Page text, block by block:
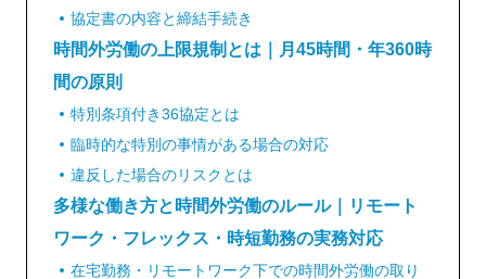
協定書の内容と締結手続き
時間外労働の上限規制とは｜月45時間・年360時
間の原則
特別条項付き36協定とは
臨時的な特別の事情がある場合の対応
違反した場合のリスクとは
多様な働き方と時間外労働のルール｜リモート
ワーク・フレックス・時短勤務の実務対応
在宅勤務・リモートワーク下での時間外労働の取り